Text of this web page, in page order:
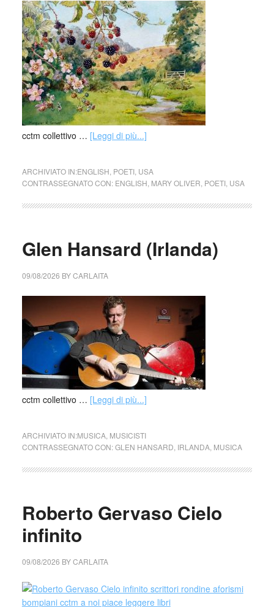
cctm collettivo … [Leggi di più...]
ARCHIVIATO IN:ENGLISH POETI, USA
CONTRASSEGNATO CON: ENGLISH MARY OLIVER POETI, USA
Glen Hansard (Irlanda)
09/08/2026 BYCARLAITA
cctm collettivo … [Leggi di più...]
ARCHIVIATO IN:MUSICA, MUSICISTI
CONTRASSEGNATO CON:GLEN HANSARD IRLANDA, MUSICA
Roberto Gervaso Cielo
infinito
09/08/2026 BYCARLAITA